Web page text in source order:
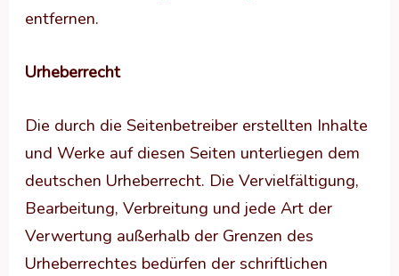
entfernen.
Urheberrecht
Die durch die Seitenbetreiber erstellten Inhalte
und Werke auf diesen Seiten unterliegen dem
deutschen Urheberrecht. Die Vervielfältigung,
Bearbeitung, Verbreitung und jede Art der
Verwertung außerhalb der Grenzen des
Urheberrechtes bedürfen der schriftlichen